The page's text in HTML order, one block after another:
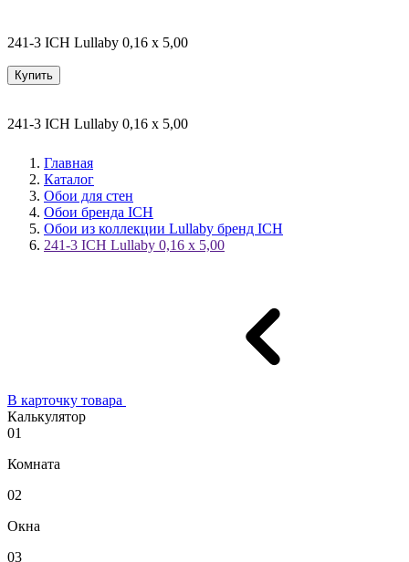
241-3 ICH Lullaby 0,16 x 5,00
Купить
241-3 ICH Lullaby 0,16 x 5,00
Главная
Каталог
Обои для стен
Обои бренда ICH
Обои из коллекции Lullaby бренд ICH
241-3 ICH Lullaby 0,16 x 5,00
В карточку товара
Калькулятор
01
Комната
02
Окна
03